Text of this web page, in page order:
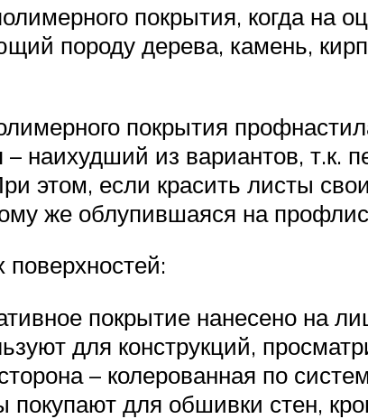
покрытия, когда на
породу дерева, камень,
покрытия
наихудший из вариантов, т.к.
этом, если красить листы
же облупившаяся на
покрытие нанесено на
для конструкций,
– колерованная по
покупают для обшивки стен,